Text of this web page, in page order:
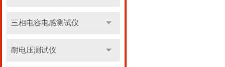
三相电容电感测试仪
耐电压测试仪